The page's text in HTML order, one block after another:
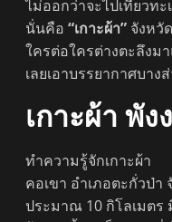
ไม่ออกว่าจะไปเที่ยวท
นั่นคือ “เกาะผ้า” จังหวั
ใครต่อใครต่างตะลึงม
เลยเอาบรรยากาศบา
เกาะผ้า พัง
ทำความรู้จักเกาะผ้
คอเขา อำเภอตะกั่วป่า
ประมาณ 10 กิโลเมตร